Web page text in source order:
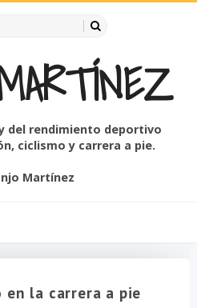
del rendimiento deportivo
ciclismo y carrera a pie.
Martínez
en la carrera a pie